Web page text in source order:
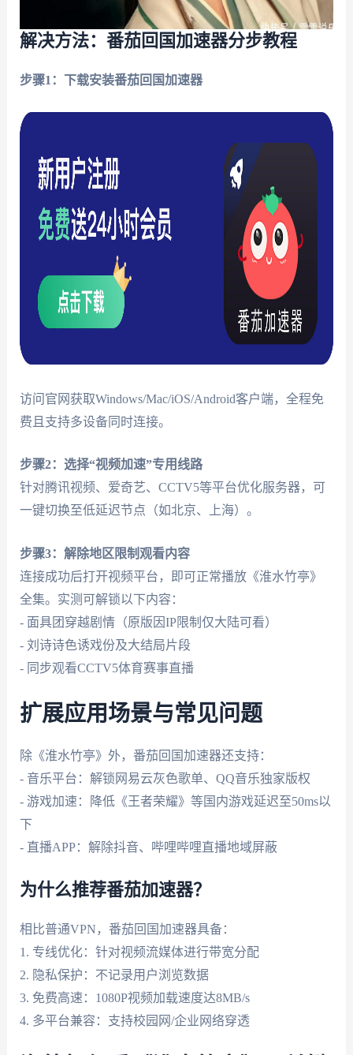
解决方法：番茄回国加速器分步教程
步骤1：下载安装番茄回国加速器
访问官网获取Windows/Mac/iOS/Android客户端，全程免
费且支持多设备同时连接。
步骤2：选择“视频加速”专用线路
针对腾讯视频、爱奇艺、CCTV5等平台优化服务器，可
一键切换至低延迟节点（如北京、上海）。
步骤3：解除地区限制观看内容
连接成功后打开视频平台，即可正常播放《淮水竹亭》
全集。实测可解锁以下内容：
- 面具团穿越剧情（原版因IP限制仅大陆可看）
- 刘诗诗色诱戏份及大结局片段
- 同步观看CCTV5体育赛事直播
扩展应用场景与常见问题
除《淮水竹亭》外，番茄回国加速器还支持：
- 音乐平台：解锁网易云灰色歌单、QQ音乐独家版权
- 游戏加速：降低《王者荣耀》等国内游戏延迟至50ms以
下
- 直播APP：解除抖音、哔哩哔哩直播地域屏蔽
为什么推荐番茄加速器？
相比普通VPN，番茄回国加速器具备：
1. 专线优化：针对视频流媒体进行带宽分配
2. 隐私保护：不记录用户浏览数据
3. 免费高速：1080P视频加载速度达8MB/s
4. 多平台兼容：支持校园网/企业网络穿透